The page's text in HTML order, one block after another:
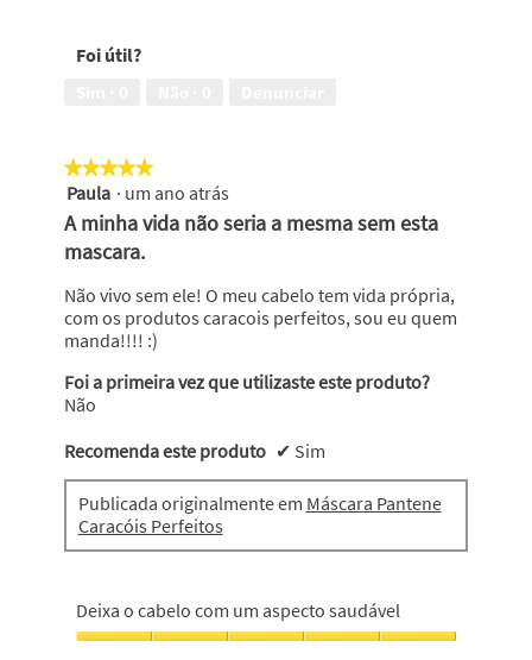
5
com
em
5
Foi útil?
★★★★★
★★★★★
5
em
estrelas.
Paula · um ano atrás
A minha vida não seria a mesma sem esta
mascara.
Não vivo sem ele! O meu cabelo tem vida própria,
com os produtos caracois perfeitos, sou eu quem
manda!!!! :)
Foi a primeira vez que utilizaste este produto?
Não
Recomenda este produto ✔ Sim
Publicada originalmente em Máscara Pantene
Caracóis Perfeitos
Deixa o cabelo com um aspecto saudável